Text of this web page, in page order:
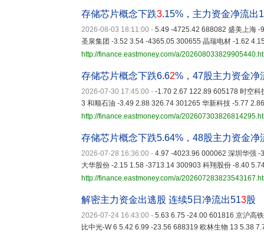
存储芯片概念下跌3.15%，主力资金净流出1
2026-08-03 18:11:00 - 5.49 -4725.42 688082 盛美上海
圣泉集团 -3.52 3.54 -4365.05 300655 晶瑞电材 -1.62
http://finance.eastmoney.com/a/
存储芯片概念下跌6.62%，47股主力资金净
2026-07-30 17:45:00 - -1.70 2.67 122.89 605178 时空
3 和顺石油 -3.49 2.88 326.74 301265 华新科技 -5.77
http://finance.eastmoney.com/a/
存储芯片概念下跌5.64%，48股主力资金净
2026-07-28 16:36:00 - 4.97 -4023.96 000062 深圳华强
大华股份 -2.15 1.58 -3713.14 300903 科翔股份 -8.40
http://finance.eastmoney.com/a/
解密主力资金出逃股 连续5日净流出513股
2026-07-24 16:43:00 - 5.63 6.75 -24.00 601816 京沪高
比中光-W 6 5.42 6.99 -23.56 688319 欧林生物 13 5.38